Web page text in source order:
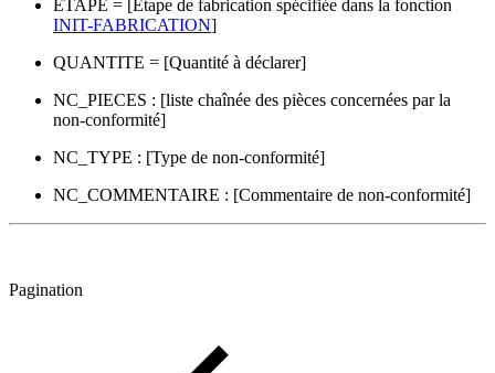
ETAPE = [Etape de fabrication spécifiée dans la fonction
INIT-FABRICATION]
QUANTITE = [Quantité à déclarer]
NC_PIECES : [liste chaînée des pièces concernées par la
non-conformité]
NC_TYPE : [Type de non-conformité]
NC_COMMENTAIRE : [Commentaire de non-conformité]
Pagination